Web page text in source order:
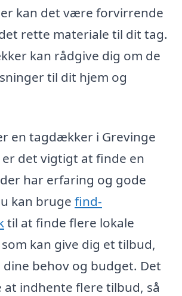
kan det være forvirrende
rette materiale til dit tag.
kan rådgive dig om de
til dit hjem og
en tagdækker i Grevinge
det vigtigt at finde en
har erfaring og gode
kan bruge find-
til at finde flere lokale
kan give dig et tilbud,
behov og budget. Det
at indhente flere tilbud, så